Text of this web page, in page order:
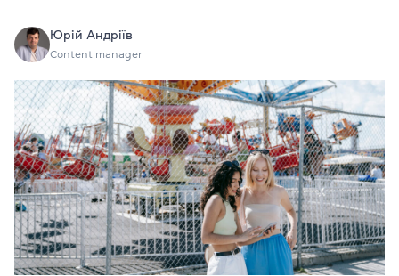
Юрій Андріїв
Content manager